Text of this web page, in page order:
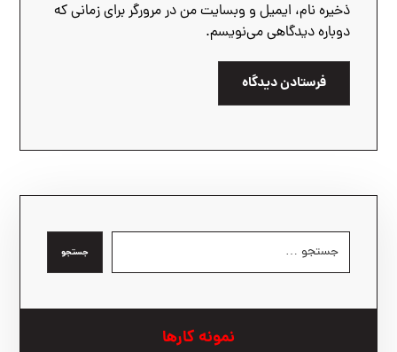
ذخیره نام، ایمیل و وبسایت من در مرورگر برای زمانی که
دوباره دیدگاهی می‌نویسم.
فرستادن دیدگاه
جستجو
نمونه کارها